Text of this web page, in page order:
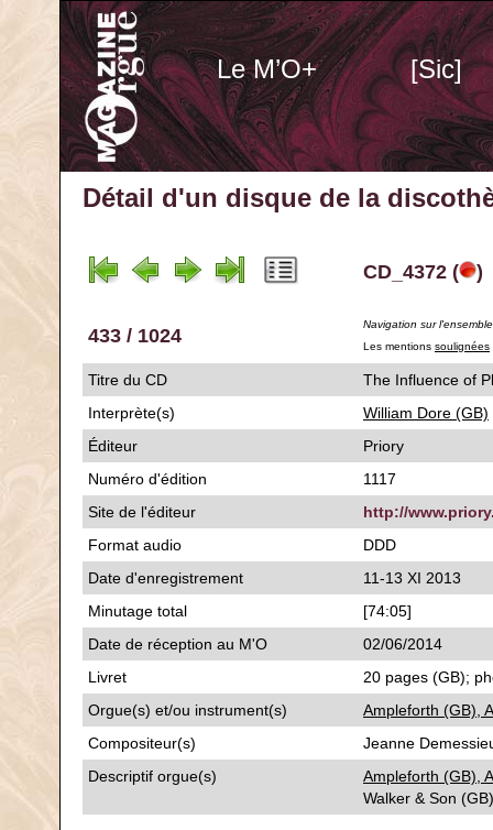
Le M’O+ [Sic]
Détail d'un disque de la
CD_4372 ( )
433 / 1024
Navigation sur
Les mentions soulignées
Titre du CD
The
Interprète(s)
William Dore (GB)
Éditeur
Priory
Numéro d'édition
1117
Site de l'éditeur
http://
Format audio
DDD
Date d'enregistrement
11-13 XI 2013
Minutage total
[74:05]
Date de réception au M'O
02/06/2014
Livret
20 pages (GB);
Orgue(s) et/ou instrument(s)
Ampleforth (GB),
Compositeur(s)
Jeanne
Descriptif orgue(s)
Ampleforth (GB),
Walker & Son